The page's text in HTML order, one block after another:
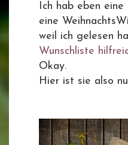
Ich hab eben eine
eine
weil ich gelesen
Wunschliste
Okay.
Hier ist sie also